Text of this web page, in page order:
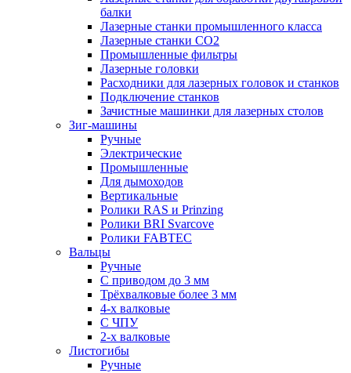
балки
Лазерные станки промышленного класса
Лазерные станки CO2
Промышленные фильтры
Лазерные головки
Расходники для лазерных головок и станков
Подключение станков
Зачистные машинки для лазерных столов
Зиг-машины
Ручные
Электрические
Промышленные
Для дымоходов
Вертикальные
Ролики RAS и Prinzing
Ролики BRI Svarcove
Ролики FABTEC
Вальцы
Ручные
С приводом до 3 мм
Трёхвалковые более 3 мм
4-х валковые
С ЧПУ
2-х валковые
Листогибы
Ручные